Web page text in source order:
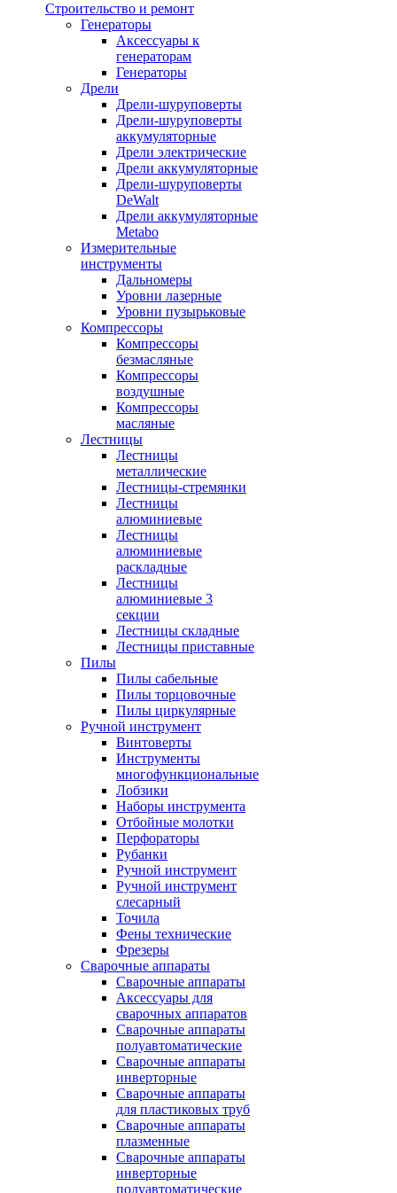
Строительство и ремонт
Генераторы
Аксессуары к
генераторам
Генераторы
Дрели
Дрели-шуруповерты
Дрели-шуруповерты
аккумуляторные
Дрели электрические
Дрели аккумуляторные
Дрели-шуруповерты
DeWalt
Дрели аккумуляторные
Metabo
Измерительные
инструменты
Дальномеры
Уровни лазерные
Уровни пузырьковые
Компрессоры
Компрессоры
безмасляные
Компрессоры
воздушные
Компрессоры
масляные
Лестницы
Лестницы
металлические
Лестницы-стремянки
Лестницы
алюминиевые
Лестницы
алюминиевые
раскладные
Лестницы
алюминиевые 3
секции
Лестницы складные
Лестницы приставные
Пилы
Пилы сабельные
Пилы торцовочные
Пилы циркулярные
Ручной инструмент
Винтоверты
Инструменты
многофункциональные
Лобзики
Наборы инструмента
Отбойные молотки
Перфораторы
Рубанки
Ручной инструмент
Ручной инструмент
слесарный
Точила
Фены технические
Фрезеры
Сварочные аппараты
Сварочные аппараты
Аксессуары для
сварочных аппаратов
Сварочные аппараты
полуавтоматические
Сварочные аппараты
инверторные
Сварочные аппараты
для пластиковых труб
Сварочные аппараты
плазменные
Сварочные аппараты
инверторные
полуавтоматические